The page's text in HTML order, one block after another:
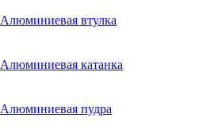
Алюминиевая втулка
Алюминиевая катанка
Алюминиевая пудра